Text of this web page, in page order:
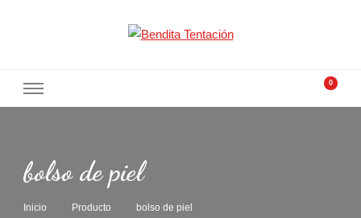
Bendita Tentación
0
bolso de piel
Inicio Producto bolso de piel